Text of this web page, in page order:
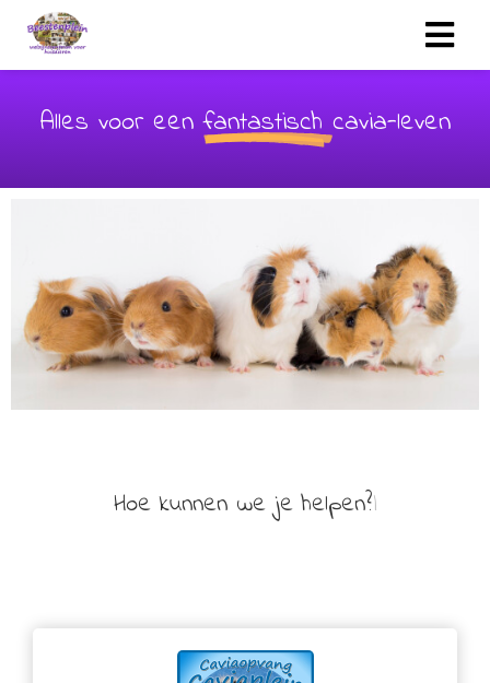
Alles voor eenfantastisch cavia-leven
Hoe kunnen we je helpen?